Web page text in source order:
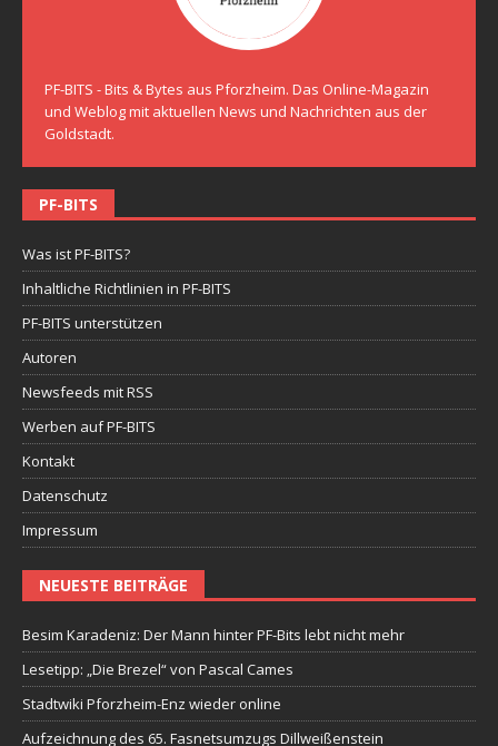
PF-BITS - Bits & Bytes aus Pforzheim. Das Online-Magazin
und Weblog mit aktuellen News und Nachrichten aus der
Goldstadt.
PF-BITS
Was ist PF-BITS?
Inhaltliche Richtlinien in PF-BITS
PF-BITS unterstützen
Autoren
Newsfeeds mit RSS
Werben auf PF-BITS
Kontakt
Datenschutz
Impressum
NEUESTE BEITRÄGE
Besim Karadeniz: Der Mann hinter PF-Bits lebt nicht mehr
Lesetipp: „Die Brezel“ von Pascal Cames
Stadtwiki Pforzheim-Enz wieder online
Aufzeichnung des 65. Fasnetsumzugs Dillweißenstein